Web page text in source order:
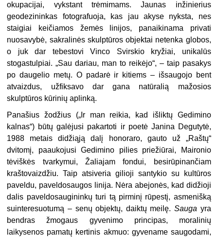
okupacijai, vykstant trėmimams. Jaunas inžinierius
geodezininkas fotografuoja, kas jau akyse nyksta, nes
staigiai keičiamos žemės linijos, panaikinama privati
nuosavybė, sakralinės skulptūros objektai netenka globos,
o juk dar tebestovi Vinco Svirskio kryžiai, unikalūs
stogastulpiai. „Sau dariau, man to reikėjo“, – taip pasakys
po daugelio metų. O padarė ir kitiems – išsaugojo bent
atvaizdus, užfiksavo dar gana natūralią mažosios
skulptūros kūrinių aplinką.
Panašius žodžius („Ir man reikia, kad išliktų Gedimino
kalnas“) būtų galėjusi pakartoti ir poetė Janina Degutytė,
1988 metais didžiąją dalį honoraro, gauto už „Raštų“
dvitomį, paaukojusi Gedimino pilies priežiūrai, Maironio
tėviškės tvarkymui, Žaliajam fondui, besirūpinančiam
kraštovaizdžiu. Taip atsiveria gilioji santykio su kultūros
paveldu, paveldosaugos linija. Nėra abejonės, kad didžioji
dalis paveldosaugininkų turi tą pirminį rūpestį, asmenišką
suinteresuotumą – senų objektų, daiktų meilę. Saugayra
bendras žmogaus gyvenimo principas, moralinių
laikysenos pamatų kertinis akmuo: gyvename saugodami,